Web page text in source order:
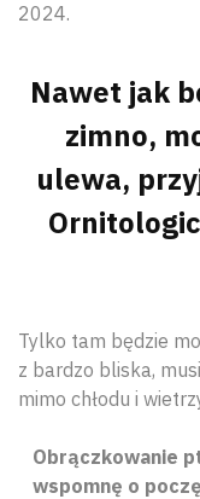
2024.
Nawet jak
zimno,
ulewa,
Tylko tam będzie
z bardzo bliska,
mimo chłodu i
Obrączkowanie
wspomnę o